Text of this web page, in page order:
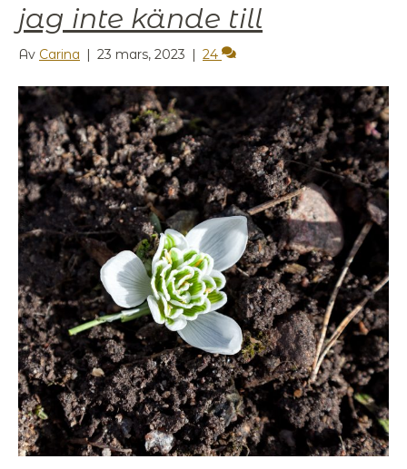
jag inte kände till
Av Carina | 23 mars, 2023 | 24